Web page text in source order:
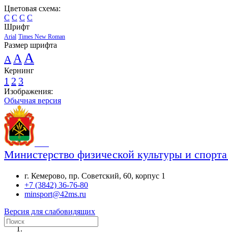
Цветовая схема:
C C C C
Шрифт
Arial Times New Roman
Размер шрифта
A A A
Кернинг
1 2 3
Изображения:
Обычная версия
Министерство физической культуры и спорта
г. Кемерово, пр. Советский, 60, корпус 1
+7 (3842) 36-76-80
minsport@42ms.ru
Версия для слабовидящих